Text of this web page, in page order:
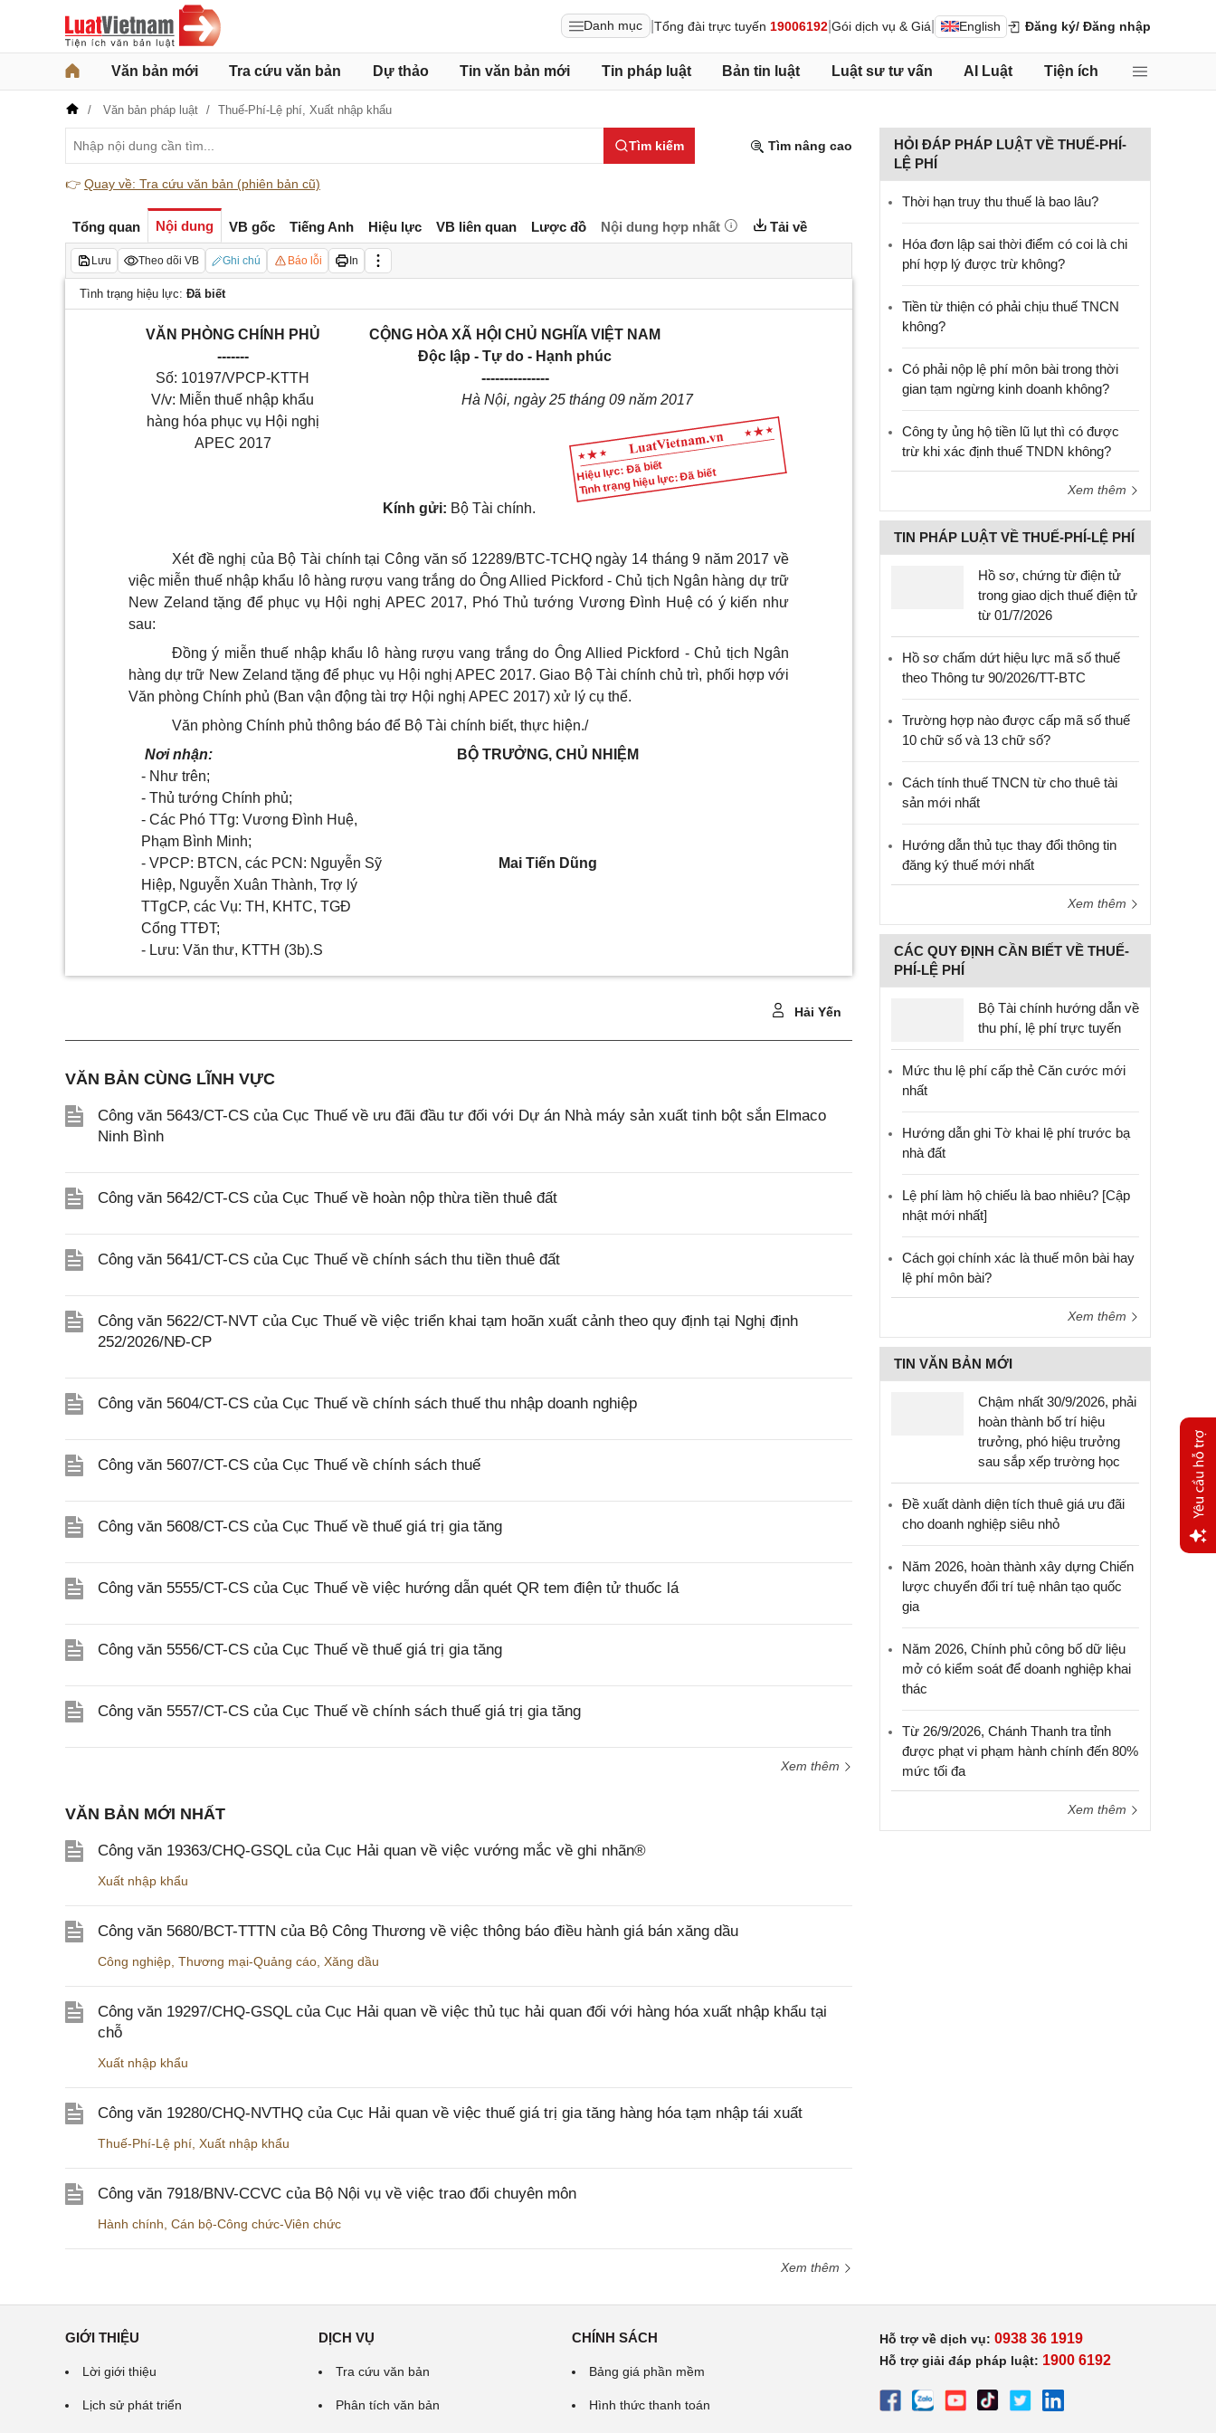
Danh mục Tổng đài trực tuyến 19006192 Gói dịch vụ & Giá English Đăng ký/ Đăng nhập
Văn bản mới Tra cứu văn bản Dự thảo Tin văn bản mới Tin pháp luật Bản tin luật Luật sư tư vấn AI Luật Tiện ích
Văn bản pháp luật Thuế-Phí-Lệ phí, Xuất nhập khẩu
Tìm kiếm Tìm nâng cao
👉 Quay về: Tra cứu văn bản (phiên bản cũ)
Tổng quan Nội dung VB gốc Tiếng Anh Hiệu lực VB liên quan Lược đồ Nội dung hợp nhất Tải về
Lưu Theo dõi VB Ghi chú Báo lỗi In
Tình trạng hiệu lực: Đã biết
Hiệu lực: Đã biết
Tình trạng hiệu lực: Đã biết
VĂN PHÒNG CHÍNH PHỦ
-------
Số: 10197/VPCP-KTTH
V/v: Miễn thuế nhập khẩu
hàng hóa phục vụ Hội nghị
APEC 2017
CỘNG HÒA XÃ HỘI CHỦ NGHĨA VIỆT NAM
Độc lập - Tự do - Hạnh phúc
---------------
Hà Nội, ngày 25 tháng 09 năm 2017
Kính gửi: Bộ Tài chính.
Xét đề nghị của Bộ Tài chính tại Công văn số 12289/BTC-TCHQ ngày 14 tháng 9 năm 2017 về
việc miễn thuế nhập khẩu lô hàng rượu vang trắng do Ông Allied Pickford - Chủ tịch Ngân hàng dự trữ
New Zeland tặng để phục vụ Hội nghị APEC 2017, Phó Thủ tướng Vương Đình Huệ có ý kiến như
sau:
Đồng ý miễn thuế nhập khẩu lô hàng rượu vang trắng do Ông Allied Pickford - Chủ tịch Ngân
hàng dự trữ New Zeland tặng để phục vụ Hội nghị APEC 2017. Giao Bộ Tài chính chủ trì, phối hợp với
Văn phòng Chính phủ (Ban vận động tài trợ Hội nghị APEC 2017) xử lý cụ thể.
Văn phòng Chính phủ thông báo để Bộ Tài chính biết, thực hiện./
Nơi nhận:
- Như trên;
- Thủ tướng Chính phủ;
- Các Phó TTg: Vương Đình Huệ,
Phạm Bình Minh;
- VPCP: BTCN, các PCN: Nguyễn Sỹ
Hiệp, Nguyễn Xuân Thành, Trợ lý
TTgCP, các Vụ: TH, KHTC, TGĐ
Cổng TTĐT;
- Lưu: Văn thư, KTTH (3b).S
BỘ TRƯỞNG, CHỦ NHIỆM
Mai Tiến Dũng
Hải Yến
VĂN BẢN CÙNG LĨNH VỰC
Công văn 5643/CT-CS của Cục Thuế về ưu đãi đầu tư đối với Dự án Nhà máy sản xuất tinh bột sắn Elmaco
Ninh Bình
Công văn 5642/CT-CS của Cục Thuế về hoàn nộp thừa tiền thuê đất
Công văn 5641/CT-CS của Cục Thuế về chính sách thu tiền thuê đất
Công văn 5622/CT-NVT của Cục Thuế về việc triển khai tạm hoãn xuất cảnh theo quy định tại Nghị định
252/2026/NĐ-CP
Công văn 5604/CT-CS của Cục Thuế về chính sách thuế thu nhập doanh nghiệp
Công văn 5607/CT-CS của Cục Thuế về chính sách thuế
Công văn 5608/CT-CS của Cục Thuế về thuế giá trị gia tăng
Công văn 5555/CT-CS của Cục Thuế về việc hướng dẫn quét QR tem điện tử thuốc lá
Công văn 5556/CT-CS của Cục Thuế về thuế giá trị gia tăng
Công văn 5557/CT-CS của Cục Thuế về chính sách thuế giá trị gia tăng
Xem thêm
VĂN BẢN MỚI NHẤT
Công văn 19363/CHQ-GSQL của Cục Hải quan về việc vướng mắc về ghi nhãn®
Xuất nhập khẩu
Công văn 5680/BCT-TTTN của Bộ Công Thương về việc thông báo điều hành giá bán xăng dầu
Công nghiệp Thương mại-Quảng cáo Xăng dầu
Công văn 19297/CHQ-GSQL của Cục Hải quan về việc thủ tục hải quan đối với hàng hóa xuất nhập khẩu tại
chỗ
Xuất nhập khẩu
Công văn 19280/CHQ-NVTHQ của Cục Hải quan về việc thuế giá trị gia tăng hàng hóa tạm nhập tái xuất
Thuế-Phí-Lệ phí Xuất nhập khẩu
Công văn 7918/BNV-CCVC của Bộ Nội vụ về việc trao đổi chuyên môn
Hành chính Cán bộ-Công chức-Viên chức
Xem thêm
HỎI ĐÁP PHÁP LUẬT VỀ THUẾ-PHÍ-
LỆ PHÍ
Thời hạn truy thu thuế là bao lâu?
Hóa đơn lập sai thời điểm có coi là chi
phí hợp lý được trừ không?
Tiền từ thiện có phải chịu thuế TNCN
không?
Có phải nộp lệ phí môn bài trong thời
gian tạm ngừng kinh doanh không?
Công ty ủng hộ tiền lũ lụt thì có được
trừ khi xác định thuế TNDN không?
Xem thêm
TIN PHÁP LUẬT VỀ THUẾ-PHÍ-LỆ PHÍ
Hồ sơ, chứng từ điện tử
trong giao dịch thuế điện tử
từ 01/7/2026
Hồ sơ chấm dứt hiệu lực mã số thuế
theo Thông tư 90/2026/TT-BTC
Trường hợp nào được cấp mã số thuế
10 chữ số và 13 chữ số?
Cách tính thuế TNCN từ cho thuê tài
sản mới nhất
Hướng dẫn thủ tục thay đổi thông tin
đăng ký thuế mới nhất
Xem thêm
CÁC QUY ĐỊNH CẦN BIẾT VỀ THUẾ-
PHÍ-LỆ PHÍ
Bộ Tài chính hướng dẫn về
thu phí, lệ phí trực tuyến
Mức thu lệ phí cấp thẻ Căn cước mới
nhất
Hướng dẫn ghi Tờ khai lệ phí trước bạ
nhà đất
Lệ phí làm hộ chiếu là bao nhiêu? [Cập
nhật mới nhất]
Cách gọi chính xác là thuế môn bài hay
lệ phí môn bài?
Xem thêm
TIN VĂN BẢN MỚI
Chậm nhất 30/9/2026, phải
hoàn thành bố trí hiệu
trưởng, phó hiệu trưởng
sau sắp xếp trường học
Đề xuất dành diện tích thuê giá ưu đãi
cho doanh nghiệp siêu nhỏ
Năm 2026, hoàn thành xây dựng Chiến
lược chuyển đổi trí tuệ nhân tạo quốc
gia
Năm 2026, Chính phủ công bố dữ liệu
mở có kiểm soát để doanh nghiệp khai
thác
Từ 26/9/2026, Chánh Thanh tra tỉnh
được phạt vi phạm hành chính đến 80%
mức tối đa
Xem thêm
GIỚI THIỆU
Lời giới thiệu
Lịch sử phát triển
DỊCH VỤ
Tra cứu văn bản
Phân tích văn bản
CHÍNH SÁCH
Bảng giá phần mềm
Hình thức thanh toán
Hỗ trợ về dịch vụ: 0938 36 1919
Hỗ trợ giải đáp pháp luật: 1900 6192